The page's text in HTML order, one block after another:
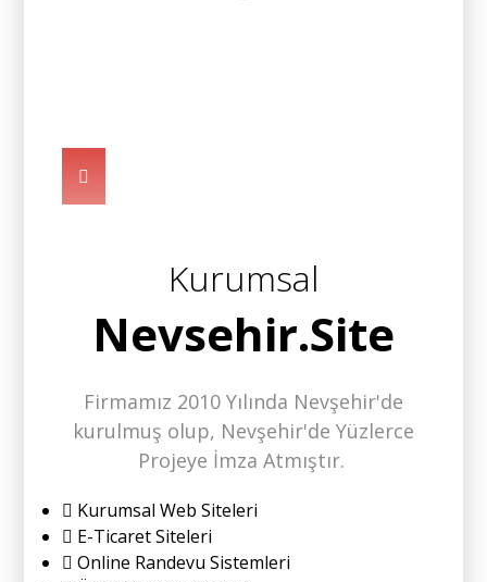
Kurumsal
Nevsehir.Site
Firmamız 2010 Yılında Nevşehir'de
kurulmuş olup, Nevşehir'de Yüzlerce
Projeye İmza Atmıştır.
Kurumsal Web Siteleri
E-Ticaret Siteleri
Online Randevu Sistemleri